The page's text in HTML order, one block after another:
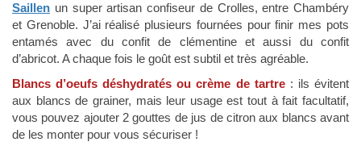
Saillen un super artisan confiseur de Crolles, entre Chambéry
et Grenoble. J’ai réalisé plusieurs fournées pour finir mes pots
entamés avec du confit de clémentine et aussi du confit
d’abricot. A chaque fois le goût est subtil et très agréable.
Blancs d’oeufs déshydratés ou crème de tartre: ils évitent
aux blancs de grainer, mais leur usage est tout à fait facultatif,
vous pouvez ajouter 2 gouttes de jus de citron aux blancs avant
de les monter pour vous sécuriser !